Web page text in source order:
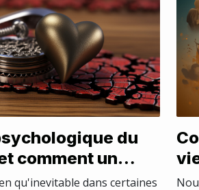
du
comment un
aider
qu'inevitable dans certaines